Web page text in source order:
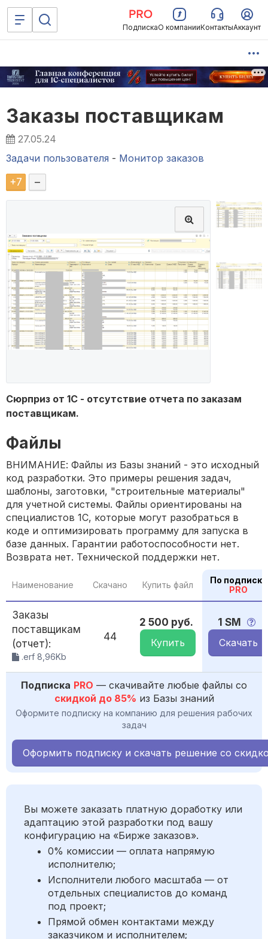
ПодпискаО компанииКонтактыАккаунт
Заказы поставщикам
27.05.24
Задачи пользователя - Монитор заказов
+7 –
Сюрприз от 1С - отсутствие отчета по заказам
поставщикам.
Файлы
ВНИМАНИЕ: Файлы из Базы знаний - это исходный
код разработки. Это примеры решения задач,
шаблоны, заготовки, "строительные материалы"
для учетной системы. Файлы ориентированы на
специалистов 1С, которые могут разобраться в
коде и оптимизировать программу для запуска в
базе данных. Гарантии работоспособности нет.
Возврата нет. Технической поддержки нет.
Наименование Скачано Купить файл
По подписке
PRO
Заказы
поставщикам
(отчет):
.erf 8,96Kb
44
2 500 руб.
Купить
1 SM
Скачать
Подписка PRO — скачивайте любые файлы со
скидкой до 85% из Базы знаний
Оформите подписку на компанию для решения рабочих
задач
Оформить подписку и скачать решение со
Вы можете заказать платную доработку или
адаптацию этой разработки под вашу
конфигурацию на «Бирже заказов».
0% комиссии — оплата напрямую
исполнителю;
Исполнители любого масштаба — от
отдельных специалистов до команд
под проект;
Прямой обмен контактами между
заказчиком и исполнителем;